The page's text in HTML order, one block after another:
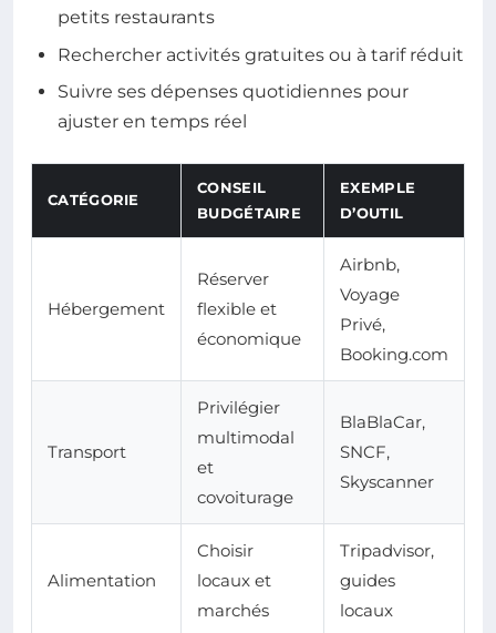
petits restaurants
Rechercher activités gratuites ou à tarif réduit
Suivre ses dépenses quotidiennes pour
ajuster en temps réel
CATÉGORIE
CONSEIL
BUDGÉTAIRE
EXEMPLE
D’OUTIL
Hébergement
Réserver
flexible et
économique
Airbnb,
Voyage
Privé,
Booking.com
Transport
Privilégier
multimodal
et
covoiturage
BlaBlaCar,
SNCF,
Skyscanner
Alimentation
Choisir
locaux et
marchés
Tripadvisor,
guides
locaux